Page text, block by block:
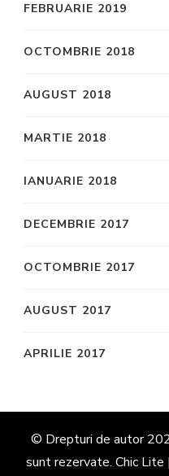
FEBRUARIE 2019
OCTOMBRIE 2018
AUGUST 2018
MARTIE 2018
IANUARIE 2018
DECEMBRIE 2017
OCTOMBRIE 2017
AUGUST 2017
APRILIE 2017
© Drepturi de autor
sunt rezervate. Chic